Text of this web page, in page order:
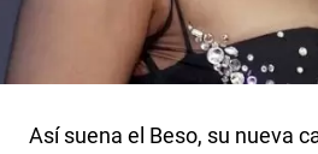
Así suena el Beso, su nueva